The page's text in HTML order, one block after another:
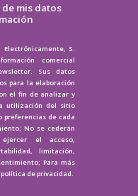
mis datos
S.
comercial
Sus datos
para la elaboración
el fin de analizar y
utilización del sitio
de cada
No se cederán
el acceso,
limitación,
Para más
política de privacidad.